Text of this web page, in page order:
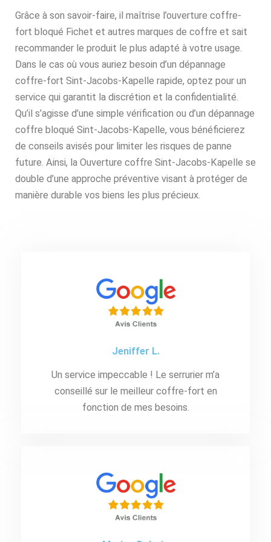
Grâce à son savoir-faire, il maîtrise l’ouverture coffre-
fort bloqué Fichet et autres marques de coffre et sait
recommander le produit le plus adapté à votre usage.
Dans le cas où vous auriez besoin d’un dépannage
coffre-fort Sint-Jacobs-Kapelle rapide, optez pour un
service qui garantit la discrétion et la confidentialité.
Qu’il s’agisse d’une simple vérification ou d’un dépannage
coffre bloqué Sint-Jacobs-Kapelle, vous bénéficierez
de conseils avisés pour limiter les risques de panne
future. Ainsi, la Ouverture coffre Sint-Jacobs-Kapelle se
double d’une approche préventive visant à protéger de
manière durable vos biens les plus précieux.
Jeniffer L.
Un service impeccable ! Le serrurier m’a
conseillé sur le meilleur coffre-fort en
fonction de mes besoins.